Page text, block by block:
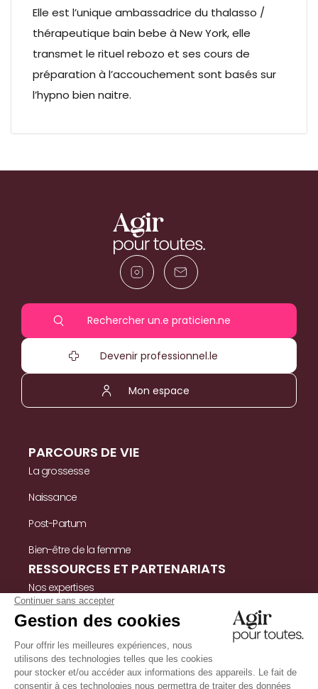
Elle est l’unique ambassadrice du thalasso /
thérapeutique bain bebe à New York, elle
transmet le rituel rebozo et ses cours de
préparation à l’accouchement sont basés sur
l’hypno bien naitre.
Rechercher un.e praticien.ne
Devenir professionnel.le
Mon espace
PARCOURS DE VIE
La grossesse
Naissance
Post-Partum
Bien-être de la femme
RESSOURCES ET PARTENARIATS
Nos expertises
Nos ressources
Témoignages
Nous contacter
INFORMATIONS